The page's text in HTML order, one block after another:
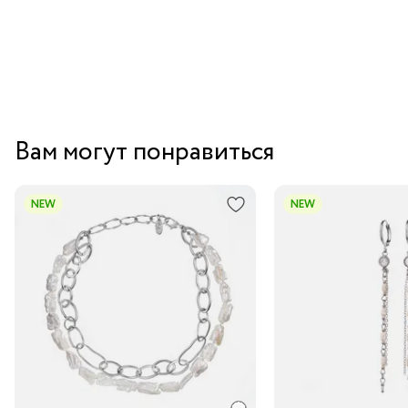
Вам могут понравиться
NEW NEW